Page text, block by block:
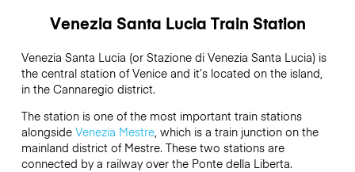
Venezia Santa Lucia Train Station
Venezia Santa Lucia (or Stazione di Venezia Santa Lucia) is
the central station of Venice and it’s located on the island,
in the Cannaregio district.
The station is one of the most important train stations
alongside Venezia Mestre, which is a train junction on the
mainland district of Mestre. These two stations are
connected by a railway over the Ponte della Liberta.